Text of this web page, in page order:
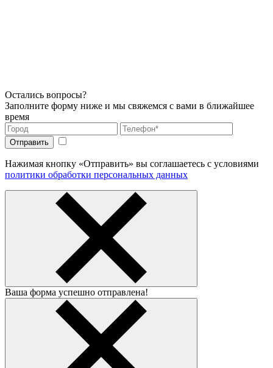
Остались вопросы?
Заполните форму ниже и мы свяжемся с вами в ближайшее
время
Нажимая кнопку «Отправить» вы соглашаетесь с условиями
политики обработки персональных данных
Ваша форма успешно отправлена!